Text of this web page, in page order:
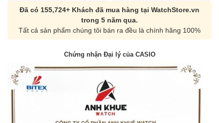
Đã có 155,724+ Khách đã mua hàng tại WatchStore.vn
trong 5 năm qua.
Tất cả sản phẩm chúng tôi bán ra đều là chính hãng 100%
Chứng nhận Đại lý của CASIO